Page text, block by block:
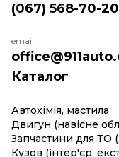
Каталог
Автохімія, мастила
Двигун (навісне
Запчастини для ТО
Кузов (інтер'єр,
(067) 568-70-20
email: